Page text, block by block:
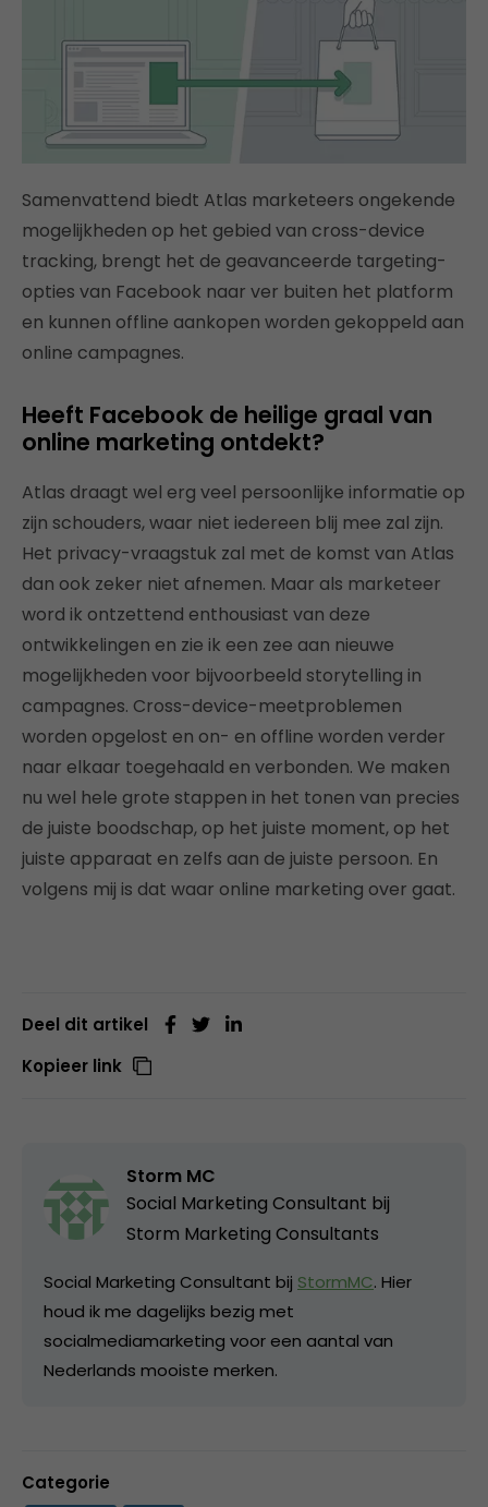
Samenvattend biedt Atlas marketeers ongekende
mogelijkheden op het gebied van cross-device
tracking, brengt het de geavanceerde targeting-
opties van Facebook naar ver buiten het platform
en kunnen offline aankopen worden gekoppeld aan
online campagnes.
Heeft Facebook de heilige graal van
online marketing ontdekt?
Atlas draagt wel erg veel persoonlijke informatie op
zijn schouders, waar niet iedereen blij mee zal zijn.
Het privacy-vraagstuk zal met de komst van Atlas
dan ook zeker niet afnemen. Maar als marketeer
word ik ontzettend enthousiast van deze
ontwikkelingen en zie ik een zee aan nieuwe
mogelijkheden voor bijvoorbeeld storytelling in
campagnes. Cross-device-meetproblemen
worden opgelost en on- en offline worden verder
naar elkaar toegehaald en verbonden. We maken
nu wel hele grote stappen in het tonen van precies
de juiste boodschap, op het juiste moment, op het
juiste apparaat en zelfs aan de juiste persoon. En
volgens mij is dat waar online marketing over gaat.
Deel dit artikel
Kopieer link
Storm MC
Social Marketing Consultant bij
Storm Marketing Consultants
Social Marketing Consultant bij StormMC. Hier
houd ik me dagelijks bezig met
socialmediamarketing voor een aantal van
Nederlands mooiste merken.
Categorie